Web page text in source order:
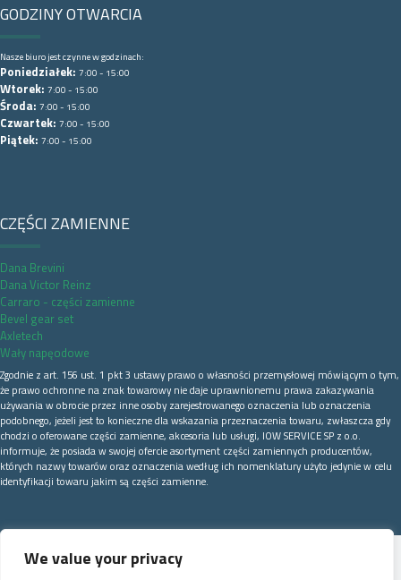
We value your privacy
GODZINY OTWARCIA
Nasze biuro jest czynne w godzinach:
Poniedziałek: 7:00 - 15:00
Wtorek: 7:00 - 15:00
Środa: 7:00 - 15:00
Czwartek: 7:00 - 15:00
Piątek: 7:00 - 15:00
CZĘŚCI ZAMIENNE
Dana Brevini
Dana Victor Reinz
Carraro - części zamienne
Bevel gear set
Axletech
Wały napęodowe
Zgodnie z art. 156 ust. 1 pkt 3 ustawy prawo o własności przemysłowej mówiącym o tym,
że prawo ochronne na znak towarowy nie daje uprawnionemu prawa zakazywania
używania w obrocie przez inne osoby zarejestrowanego oznaczenia lub oznaczenia
podobnego, jeżeli jest to konieczne dla wskazania przeznaczenia towaru, zwłaszcza gdy
chodzi o oferowane części zamienne, akcesoria lub usługi, IOW SERVICE SP z o.o.
informuje, że posiada w swojej ofercie asortyment części zamiennych producentów,
których nazwy towarów oraz oznaczenia według ich nomenklatury użyto jedynie w celu
identyfikacji towaru jakim są części zamienne.